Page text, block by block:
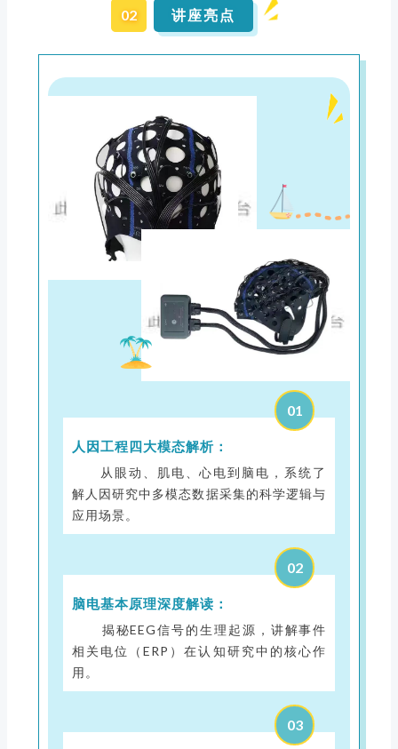
02 讲座亮点
01
人因工程四大模态解析：
从眼动、肌电、心电到脑电，系统了
解人因研究中多模态数据采集的科学逻辑与
应用场景。
02
脑电基本原理深度解读：
揭秘EEG信号的生理起源，讲解事件
相关电位（ERP）在认知研究中的核心作
用。
03